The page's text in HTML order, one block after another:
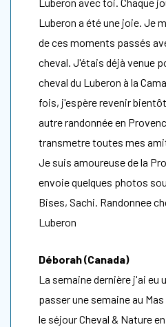
Luberon a été une joie. Je
de ces moments passés
cheval. J'étais déjà venue
cheval du Luberon à la
fois, j'espère revenir
autre randonnée en
transmetre toutes mes
Je suis amoureuse de la
envoie quelques photos
Bises, Sachi. Randonnee
Luberon
Déborah (Canada)
La semaine dernière j'ai eu
passer une semaine au
le séjour Cheval & Nature